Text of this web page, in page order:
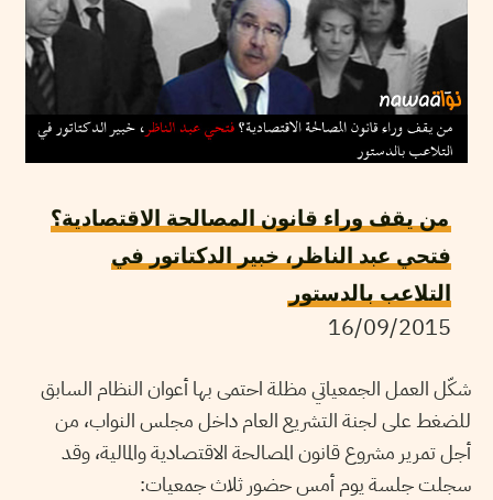
من يقف وراء قانون المصالحة الاقتصادية؟
فتحي عبد الناظر، خبير الدكتاتور في
التلاعب بالدستور
16/09/2015
شكّل العمل الجمعياتي مظلة احتمى بها أعوان النظام السابق
للضغط على لجنة التشريع العام داخل مجلس النواب، من
أجل تمرير مشروع قانون المصالحة الاقتصادية والمالية، وقد
سجلت جلسة يوم أمس حضور ثلاث جمعيات: